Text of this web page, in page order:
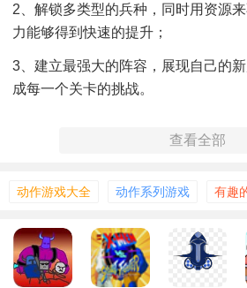
2、解锁多类型的兵种，同时用资源
力能够得到快速的提升；
3、建立最强大的阵容，展现自己的
成每一个关卡的挑战。
由的进行选择。
接新的冒险吧。
3、想玩就玩轻松来冒险，加入格斗
查看全部
动作游戏大全 动作系列游戏 有趣